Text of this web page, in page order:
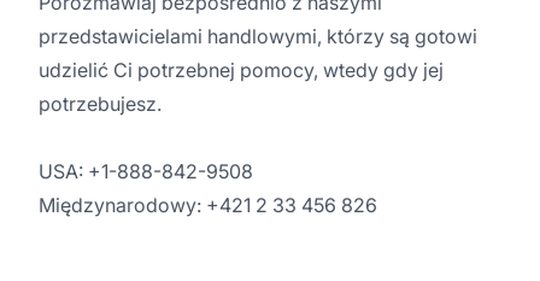
przedstawicielami handlowymi, którzy są gotowi
udzielić Ci potrzebnej pomocy, wtedy gdy jej
potrzebujesz.
USA: +1-888-842-9508
Międzynarodowy: +421 2 33 456 826